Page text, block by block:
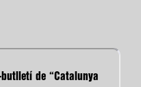
de “Catalunya